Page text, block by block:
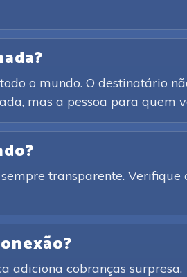
o mundo. O destinatário
mas a pessoa para quem
transparente.
adiciona cobranças surpresa.